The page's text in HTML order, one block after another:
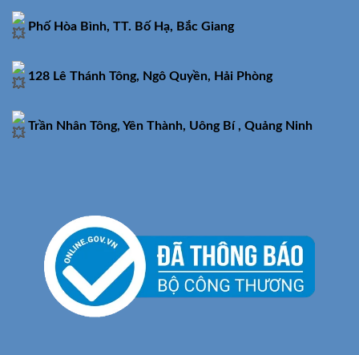
Phố Hòa Bình, TT. Bố Hạ, Bắc Giang
128 Lê Thánh Tông, Ngô Quyền, Hải Phòng
Trần Nhân Tông, Yên Thành, Uông Bí , Quảng Ninh